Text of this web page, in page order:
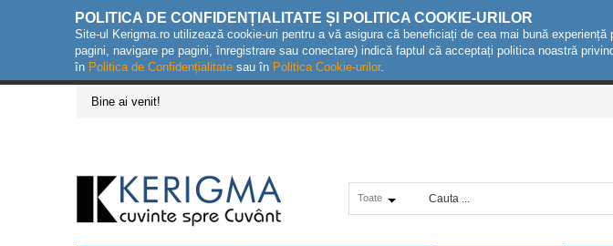
POLITICA DE CONFIDENȚIALITATE ȘI POLITICA COOKIE-URILOR
Site-ul Kerigma.ro utilizează cookie-uri pentru a vă asigura că beneficiați de cea mai bună
pagini, navigare pe pagini, înregistrare sau conectare) indică faptul că acceptați politica noastră
în Politica de Confidențialitate sau în Politica Cookie-urilor.
Bine ai venit!
Toate